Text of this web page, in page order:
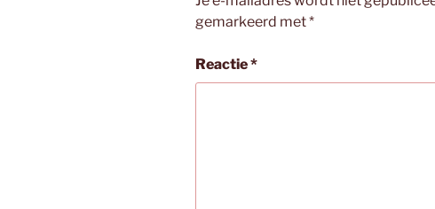
gemarkeerd met*
Reactie*